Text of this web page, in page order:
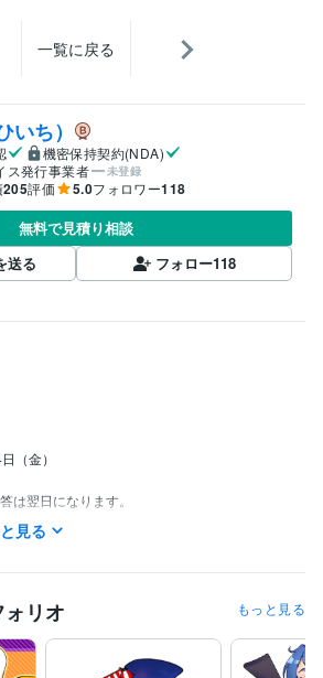
一覧に戻る
いち）
機密保持契約(NDA)
ス発行事業者
未登録
205評価 5.0フォロワー118
無料で見積り相談
送る
フォロー118
（金）
は翌日になります。
ミニキャラ（SD）
アイコン（通常・ミニ
デフォルメ SD
見る
リオ もっと見る